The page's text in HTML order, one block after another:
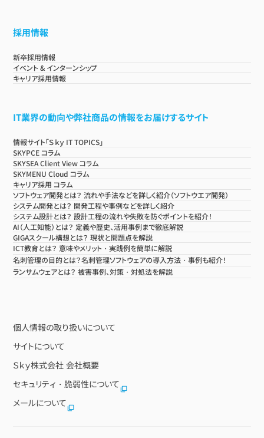
採用情報
新卒採用情報
イベント & インターンシップ
キャリア採用情報
IT業界の動向や弊社商品の情報をお届けするサイト
情報サイト「Ｓｋｙ IT TOPICS」
SKYPCE コラム
SKYSEA Client View コラム
SKYMENU Cloud コラム
キャリア採用 コラム
ソフトウェア開発とは？ 流れや手法などを詳しく紹介（ソフトウエア開発）
システム開発とは？ 開発工程や事例などを詳しく紹介
システム設計とは？ 設計工程の流れや失敗を防ぐポイントを紹介！
AI（人工知能）とは？ 定義や歴史、活用事例まで徹底解説
GIGAスクール構想とは？ 現状と問題点を解説
ICT教育とは？ 意味やメリット・実践例を簡単に解説
名刺管理の目的とは？名刺管理ソフトウェアの導入方法・事例も紹介！
ランサムウェアとは？ 被害事例、対策・対処法を解説
個人情報の取り扱いについて
サイトについて
Ｓｋｙ株式会社 会社概要
セキュリティ・脆弱性について
メールについて